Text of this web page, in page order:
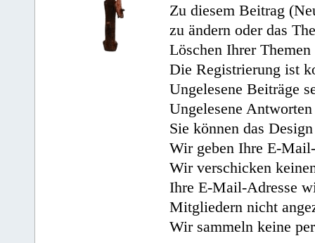
Zu diesem Beitrag
zu ändern oder das
Löschen Ihrer
Die Registrierung ist
Ungelesene Beiträge
Ungelesene
Sie können das
Wir geben Ihre E-
Wir verschicken
Ihre E-Mail-Adresse
Mitgliedern nicht
Wir sammeln keine